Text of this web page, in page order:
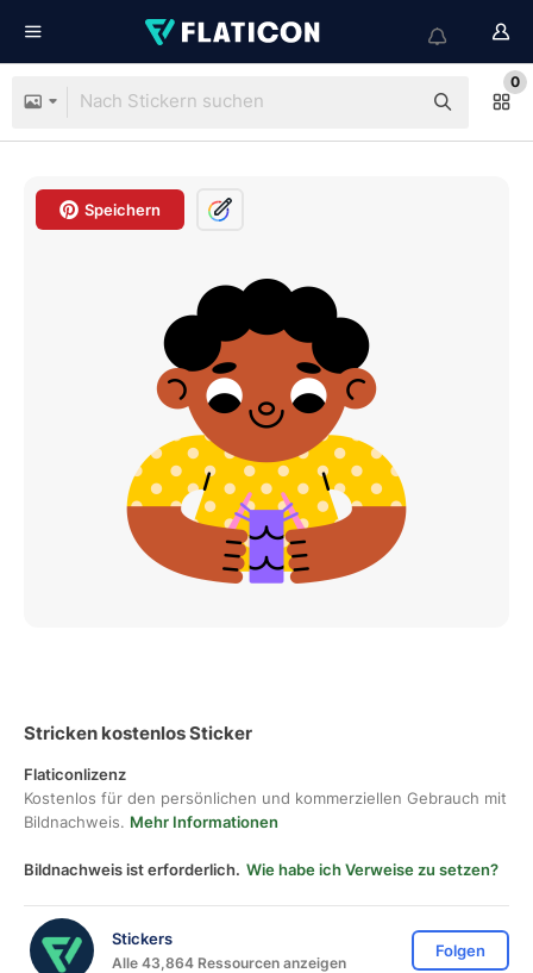
0
Speichern
Stricken kostenlos Sticker
Flaticonlizenz
Kostenlos für den persönlichen und kommerziellen Gebrauch mit
Bildnachweis. Mehr Informationen
Bildnachweis ist erforderlich. Wie habe ich Verweise zu setzen?
Stickers
Alle 43,864 Ressourcen anzeigen
Folgen